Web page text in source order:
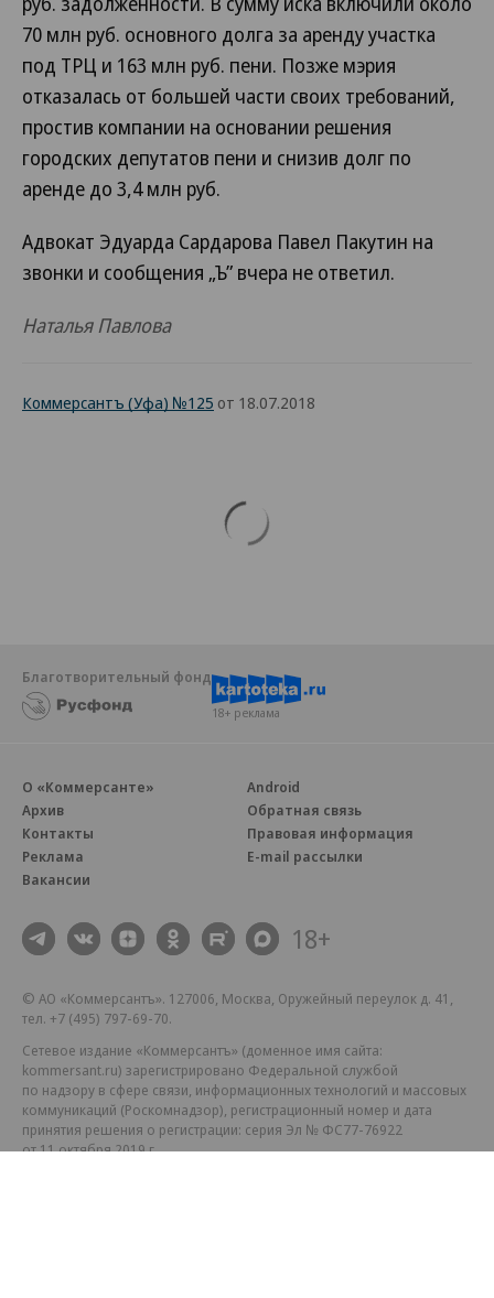
70 млн руб. основного долга за аренду участка
под ТРЦ и 163 млн руб. пени. Позже мэрия
отказалась от большей части своих требований,
простив компании на основании решения
городских депутатов пени и снизив долг по
аренде до 3,4 млн руб.
Адвокат Эдуарда Сардарова Павел Пакутин на
звонки и сообщения „Ъ” вчера не ответил.
Наталья Павлова
Коммерсантъ (Уфа) №125 от 18.07.2018
Благотворительный фонд
18+ реклама
О «Коммерсанте»
Архив
Контакты
Реклама
Вакансии
Android
Обратная связь
Правовая информация
E-mail рассылки
18+
© АО «Коммерсантъ». 127006, Москва, Оружейный переулок д. 41,
тел. +7 (495) 797-69-70.
Сетевое издание «Коммерсантъ» (доменное имя сайта:
kommersant.ru) зарегистрировано Федеральной службой
по надзору в сфере связи, информационных технологий и массовых
коммуникаций (Роскомнадзор), регистрационный номер и дата
принятия решения о регистрации: серия Эл № ФС77-76922
от 11 октября 2019 г.